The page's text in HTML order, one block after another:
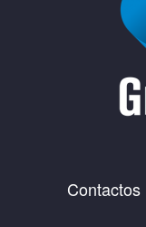
Contactos